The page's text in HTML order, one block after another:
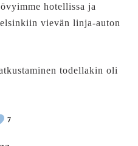
hotellissa ja
vievän linja-auton
todellakin oli
7